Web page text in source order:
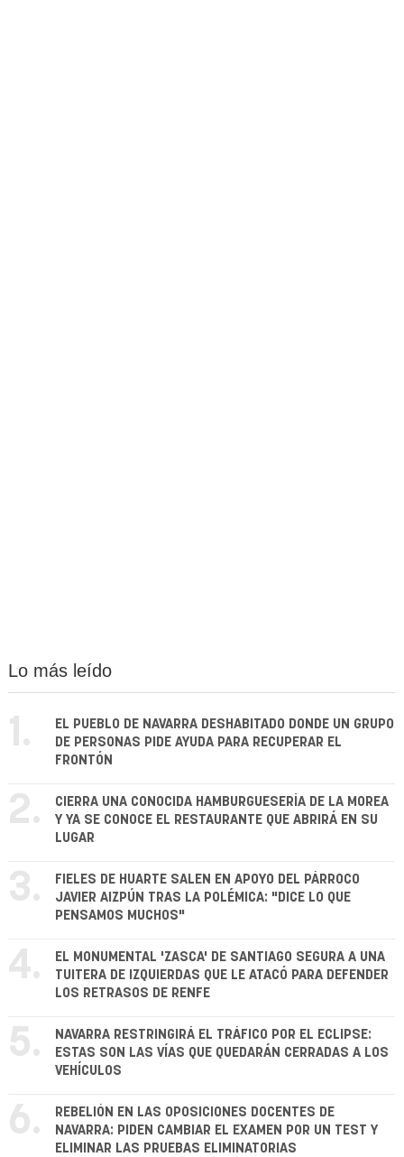
Lo más leído
1.
EL PUEBLO DE NAVARRA DESHABITADO DONDE UN GRUPO
DE PERSONAS PIDE AYUDA PARA RECUPERAR EL
FRONTÓN
2.
CIERRA UNA CONOCIDA HAMBURGUESERÍA DE LA MOREA
Y YA SE CONOCE EL RESTAURANTE QUE ABRIRÁ EN SU
LUGAR
3.
FIELES DE HUARTE SALEN EN APOYO DEL PÁRROCO
JAVIER AIZPÚN TRAS LA POLÉMICA: "DICE LO QUE
PENSAMOS MUCHOS"
4.
EL MONUMENTAL 'ZASCA' DE SANTIAGO SEGURA A UNA
TUITERA DE IZQUIERDAS QUE LE ATACÓ PARA DEFENDER
LOS RETRASOS DE RENFE
5.
NAVARRA RESTRINGIRÁ EL TRÁFICO POR EL ECLIPSE:
ESTAS SON LAS VÍAS QUE QUEDARÁN CERRADAS A LOS
VEHÍCULOS
6.
REBELIÓN EN LAS OPOSICIONES DOCENTES DE
NAVARRA: PIDEN CAMBIAR EL EXAMEN POR UN TEST Y
ELIMINAR LAS PRUEBAS ELIMINATORIAS